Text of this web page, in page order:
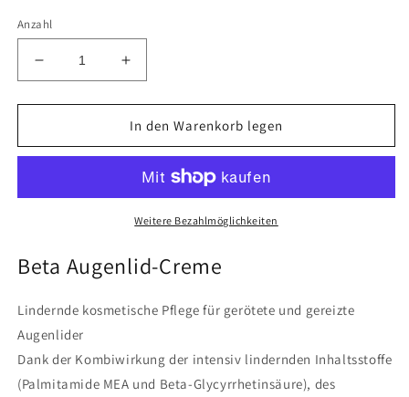
Anzahl
Verringere
die
Menge
CERAMOL
CREME
Erhöhe
die
Menge
für
CERAMOL
AUGENLID-
CREME
In den Warenkorb legen
Weitere Bezahlmöglichkeiten
Beta Augenlid-Creme
Lindernde kosmetische Pflege für gerötete und gereizte
Augenlider
Dank der Kombiwirkung der intensiv lindernden Inhaltsstoffe
(Palmitamide MEA und Beta-Glycyrrhetinsäure), des